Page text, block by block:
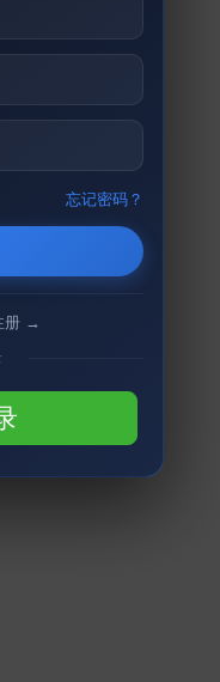
忘记密码？
册 →